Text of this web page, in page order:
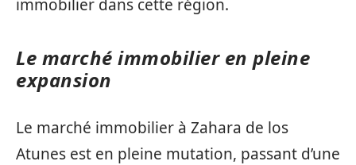
immobilier dans cette région.
Le marché immobilier en pleine
expansion
Le marché immobilier à Zahara de los
Atunes est en pleine mutation, passant d’une